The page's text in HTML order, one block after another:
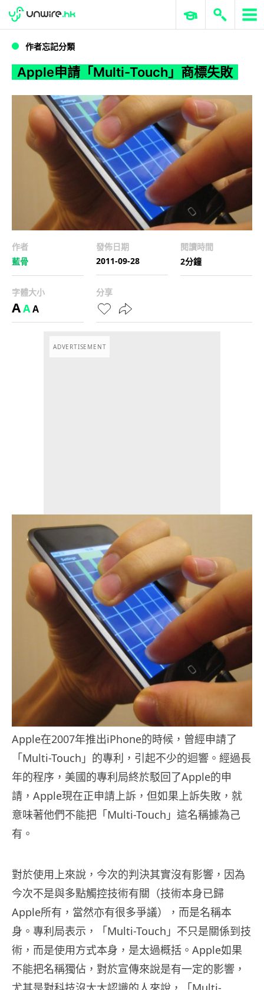
Apple申請「Multi-Touch」商標失敗
WWDC 2026 ERP 與商業 AI
作者忘記分類
Apple申請「Multi-Touch」商標失敗
作者
藍骨
發佈日期
2011-09-28
閱讀時間
2分鐘
字體大小
AAA
分享
ADVERTISEMENT
Apple在2007年推出iPhone的時候，曾經申請了
「Multi-Touch」的專利，引起不少的迴響。經過長
年的程序，美國的專利局終於駁回了Apple的申
請，Apple現在正申請上訴，但如果上訴失敗，就
意味著他們不能把「Multi-Touch」這名稱據為己
有。
對於使用上來說，今次的判決其實沒有影響，因為
今次不是與多點觸控技術有關（技術本身已歸
Apple所有，當然亦有很多爭議），而是名稱本
身。專利局表示，「Multi-Touch」不只是關係到技
術，而是使用方式本身，是太過概括。Apple如果
不能把名稱獨佔，對於宣傳來說是有一定的影響，